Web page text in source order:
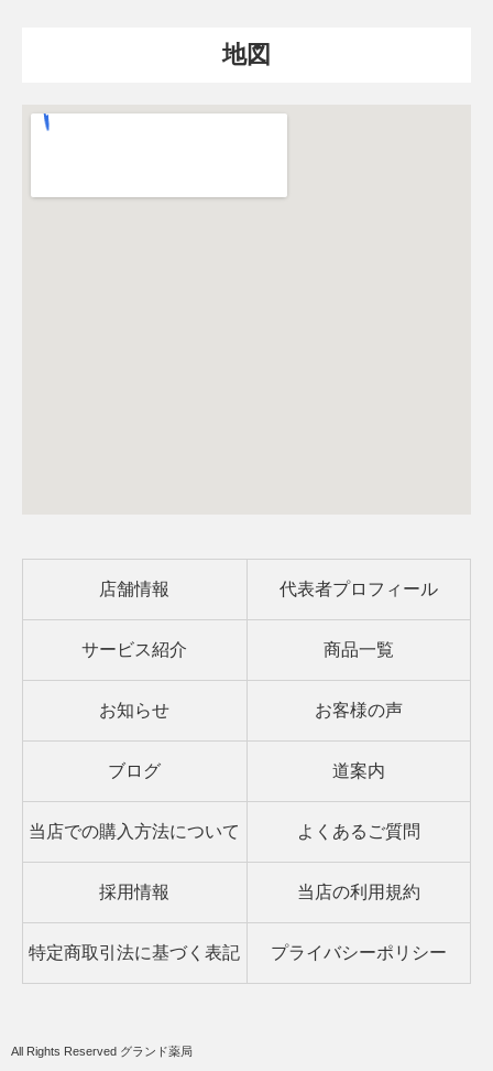
地図
店舗情報 代表者プロフィール
サービス紹介 商品一覧
お知らせ お客様の声
ブログ 道案内
当店での購入方法について よくあるご質問
採用情報 当店の利用規約
特定商取引法に基づく表記 プライバシーポリシー
All Rights Reserved グランド薬局